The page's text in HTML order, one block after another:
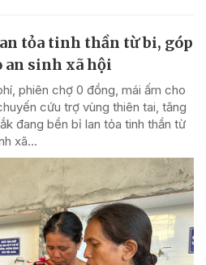
tỏa tinh thần từ bi, góp
an sinh xã hội
phiên chợ 0 đồng, mái ấm cho
cứu trợ vùng thiên tai, tăng
đang bền bỉ lan tỏa tinh thần từ
xã...